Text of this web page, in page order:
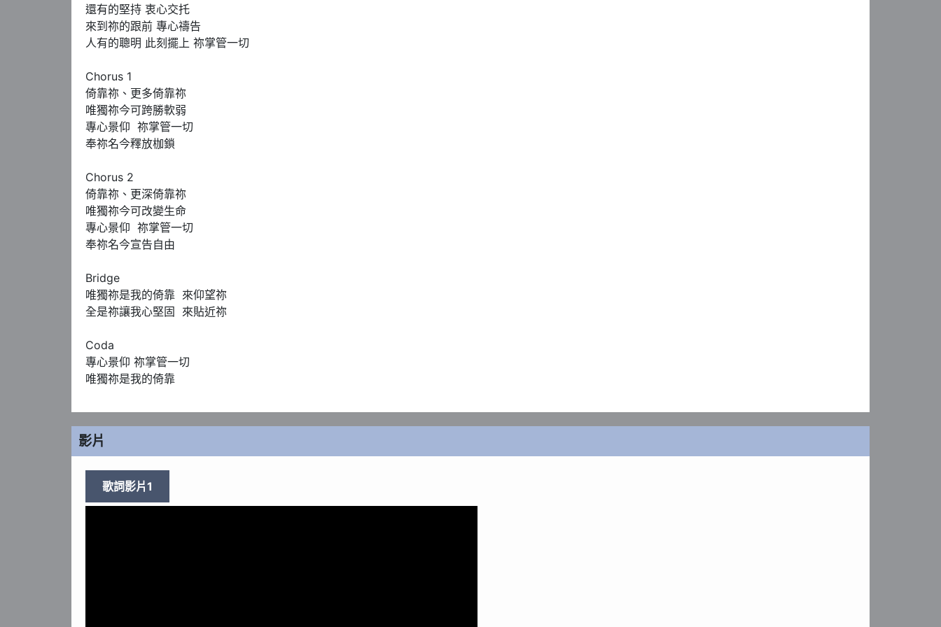
還有的堅持 衷心交托
來到祢的跟前 專心禱告
人有的聰明 此刻擺上 祢掌管一切
Chorus 1
倚靠祢、更多倚靠祢
唯獨祢今可跨勝軟弱
專心景仰  祢掌管一切
奉祢名今釋放枷鎖
Chorus 2
倚靠祢、更深倚靠祢
唯獨祢今可改變生命
專心景仰  祢掌管一切
奉祢名今宣告自由
Bridge
唯獨祢是我的倚靠  來仰望祢
全是祢讓我心堅固  來貼近祢
Coda
專心景仰 祢掌管一切
唯獨祢是我的倚靠
影片
歌詞影片1